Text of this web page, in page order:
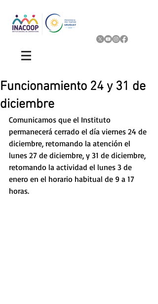
Funcionamiento 24 y 31 de
diciembre
Comunicamos que el Instituto
permanecerá cerrado el día viernes 24 de
diciembre, retomando la atención el
lunes 27 de diciembre, y 31 de diciembre,
retomando la actividad el lunes 3 de
enero en el horario habitual de 9 a 17
horas.